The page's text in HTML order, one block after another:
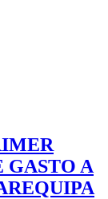
GASTO A